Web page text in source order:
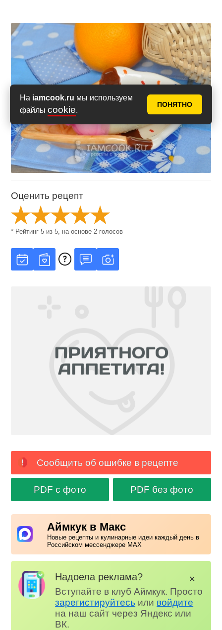
На iamcook.ru мы используем
файлы cookie.
ПОНЯТНО
Оценить рецепт
* Рейтинг5 из5, на основе2 голосов
Сообщить об ошибке в рецепте
PDF с фото PDF без фото
Аймкук в Макс
Новые рецепты и кулинарные идеи каждый день в
Российском мессенджере MAX
Надоела реклама?
Вступайте в клуб Аймкук. Просто
зарегистируйтесь или войдите
на наш сайт через Яндекс или
ВК.
✕